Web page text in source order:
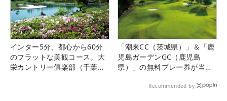
インター5分、都心から60分
のフラットな美観コース。大
栄カントリー俱楽部（千葉
「潮来CC（茨城県）」＆「鹿
児島ガーデンGC（鹿児島
県）」の無料プレー券が当た
Recommended by